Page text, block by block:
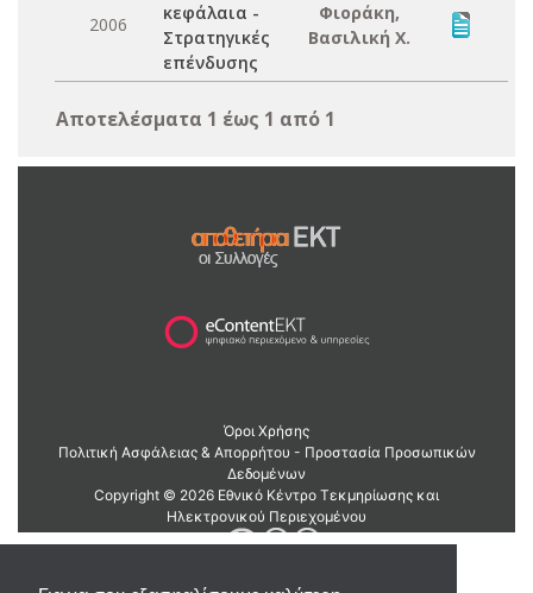
2006
κεφάλαια -
Στρατηγικές
επένδυσης
Φιοράκη,
Βασιλική Χ.
Αποτελέσματα 1 έως 1 από 1